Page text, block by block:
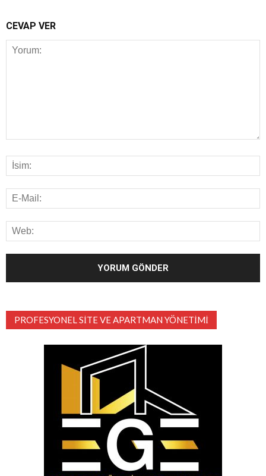
CEVAP VER
PROFESYONEL SITE VE APARTMAN YÖNETIMI